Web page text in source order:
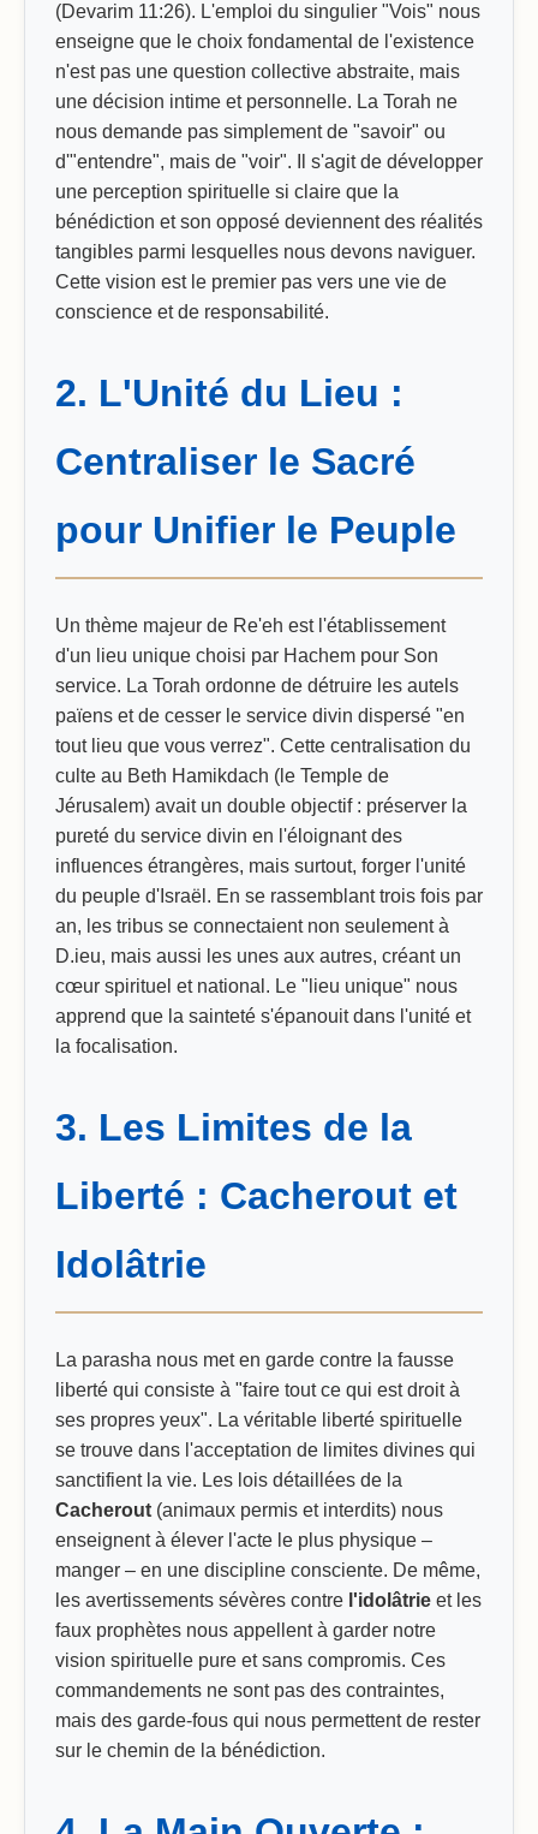
(Devarim 11:26). L'emploi du singulier "Vois" nous
enseigne que le choix fondamental de l'existence
n'est pas une question collective abstraite, mais
une décision intime et personnelle. La Torah ne
nous demande pas simplement de "savoir" ou
d'"entendre", mais de "voir". Il s'agit de développer
une perception spirituelle si claire que la
bénédiction et son opposé deviennent des réalités
tangibles parmi lesquelles nous devons naviguer.
Cette vision est le premier pas vers une vie de
conscience et de responsabilité.
2. L'Unité du Lieu :
Centraliser le Sacré
pour Unifier le Peuple
Un thème majeur de Re'eh est l'établissement
d'un lieu unique choisi par Hachem pour Son
service. La Torah ordonne de détruire les autels
païens et de cesser le service divin dispersé "en
tout lieu que vous verrez". Cette centralisation du
culte au Beth Hamikdach (le Temple de
Jérusalem) avait un double objectif : préserver la
pureté du service divin en l'éloignant des
influences étrangères, mais surtout, forger l'unité
du peuple d'Israël. En se rassemblant trois fois par
an, les tribus se connectaient non seulement à
D.ieu, mais aussi les unes aux autres, créant un
cœur spirituel et national. Le "lieu unique" nous
apprend que la sainteté s'épanouit dans l'unité et
la focalisation.
3. Les Limites de la
Liberté : Cacherout et
Idolâtrie
La parasha nous met en garde contre la fausse
liberté qui consiste à "faire tout ce qui est droit à
ses propres yeux". La véritable liberté spirituelle
se trouve dans l'acceptation de limites divines qui
sanctifient la vie. Les lois détaillées de la
Cacherout (animaux permis et interdits) nous
enseignent à élever l'acte le plus physique –
manger – en une discipline consciente. De même,
les avertissements sévères contre l'idolâtrie et les
faux prophètes nous appellent à garder notre
vision spirituelle pure et sans compromis. Ces
commandements ne sont pas des contraintes,
mais des garde-fous qui nous permettent de rester
sur le chemin de la bénédiction.